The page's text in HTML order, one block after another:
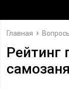
Главная
Рейтинг